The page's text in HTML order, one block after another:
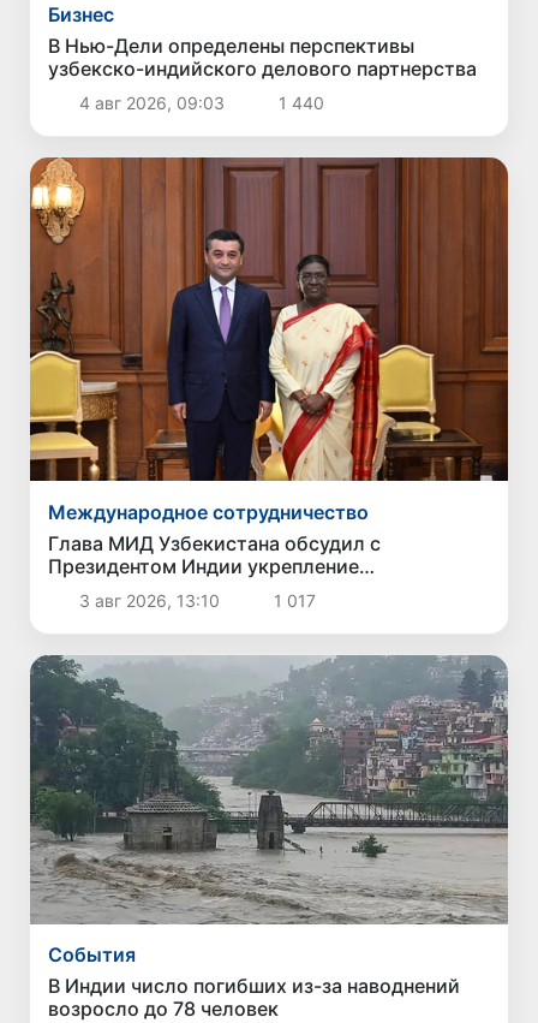
Бизнес
В Нью-Дели определены перспективы
узбекско-индийского делового партнерства
4 авг 2026, 09:03 1 440
Международное сотрудничество
Глава МИД Узбекистана обсудил с
Президентом Индии укрепление
двусторонних связей
3 авг 2026, 13:10 1 017
Cобытия
В Индии число погибших из-за наводнений
возросло до 78 человек